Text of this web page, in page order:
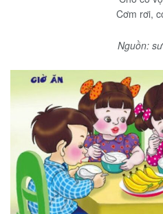
Cơm rơi,
Nguồn: